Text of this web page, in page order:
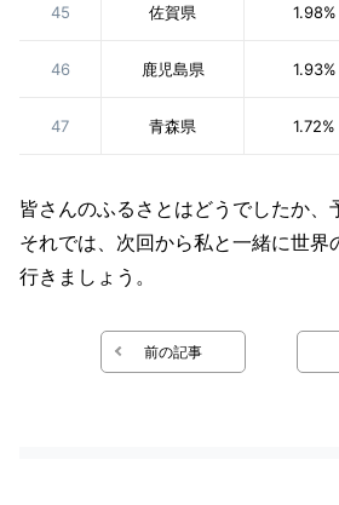
45 佐賀県 1.98%
46 鹿児島県 1.93%
47 青森県 1.72%
皆さんのふるさとはどうでしたか、
それでは、次回から私と一緒に世界
行きましょう。
前の記事